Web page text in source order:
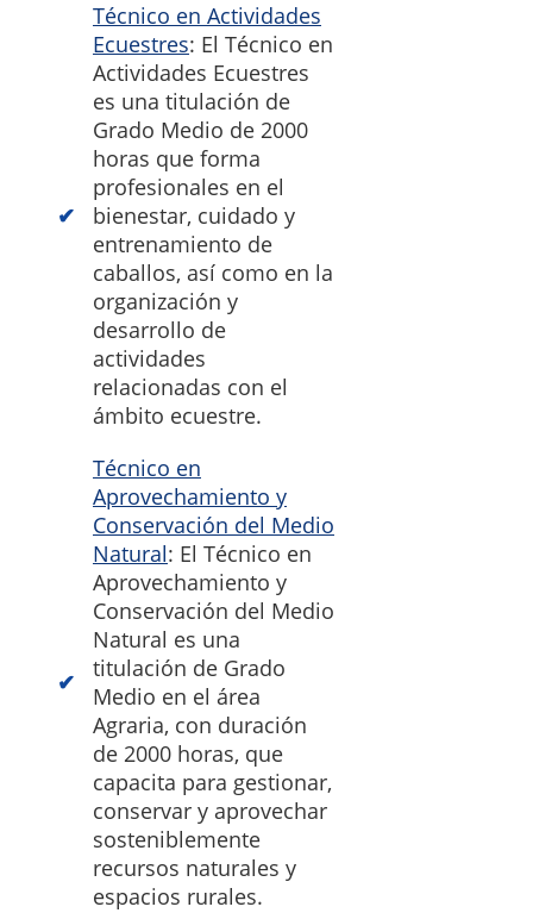
Técnico en Actividades
Ecuestres: El Técnico en
Actividades Ecuestres
es una titulación de
Grado Medio de 2000
horas que forma
profesionales en el
bienestar, cuidado y
entrenamiento de
caballos, así como en la
organización y
desarrollo de
actividades
relacionadas con el
ámbito ecuestre.
Técnico en
Aprovechamiento y
Conservación del Medio
Natural: El Técnico en
Aprovechamiento y
Conservación del Medio
Natural es una
titulación de Grado
Medio en el área
Agraria, con duración
de 2000 horas, que
capacita para gestionar,
conservar y aprovechar
sosteniblemente
recursos naturales y
espacios rurales.